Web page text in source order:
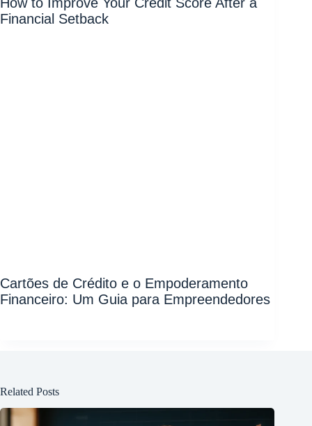
Financial Setback
Cartões de Crédito e o Empoderamento
Financeiro: Um Guia para Empreendedores
Related Posts